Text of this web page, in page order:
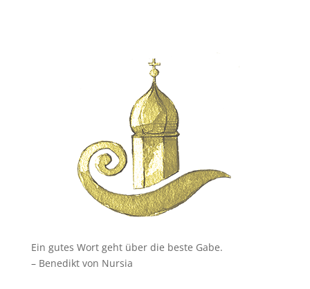
Ein gutes Wort geht über die beste Gabe.
– Benedikt von Nursia